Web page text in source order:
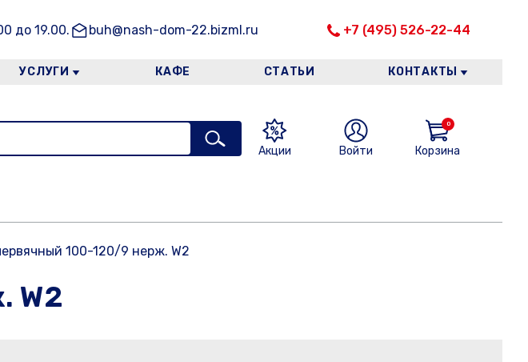
до 19.00. buh@nash-dom-22.bizml.ru +7 (495) 526-22-44
УСЛУГИ КАФЕ СТАТЬИ КОНТАКТЫ
Акции Войти Корзина
0
100-120/9 нерж. W2
W2